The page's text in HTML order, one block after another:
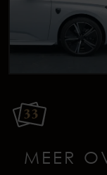
33
MEER